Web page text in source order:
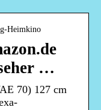
Heimkino
…
70) 127 cm